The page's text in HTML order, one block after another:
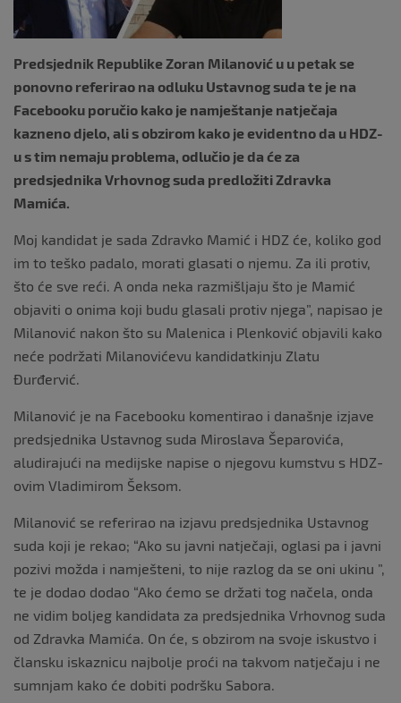
Predsjednik Republike Zoran Milanović u u petak se
ponovno referirao na odluku Ustavnog suda te je na
Facebooku poručio kako je namještanje natječaja
kazneno djelo, ali s obzirom kako je evidentno da u HDZ-
u s tim nemaju problema, odlučio je da će za
predsjednika Vrhovnog suda predložiti Zdravka
Mamića.
Moj kandidat je sada Zdravko Mamić i HDZ će, koliko god
im to teško padalo, morati glasati o njemu. Za ili protiv,
što će sve reći. A onda neka razmišljaju što je Mamić
objaviti o onima koji budu glasali protiv njega”, napisao je
Milanović nakon što su Malenica i Plenković objavili kako
neće podržati Milanovićevu kandidatkinju Zlatu
Đurđervić.
Milanović je na Facebooku komentirao i današnje izjave
predsjednika Ustavnog suda Miroslava Šeparovića,
aludirajući na medijske napise o njegovu kumstvu s HDZ-
ovim Vladimirom Šeksom.
Milanović se referirao na izjavu predsjednika Ustavnog
suda koji je rekao; “Ako su javni natječaji, oglasi pa i javni
pozivi možda i namješteni, to nije razlog da se oni ukinu ”,
te je dodao dodao “Ako ćemo se držati tog načela, onda
ne vidim boljeg kandidata za predsjednika Vrhovnog suda
od Zdravka Mamića. On će, s obzirom na svoje iskustvo i
člansku iskaznicu najbolje proći na takvom natječaju i ne
sumnjam kako će dobiti podršku Sabora.